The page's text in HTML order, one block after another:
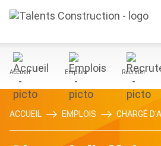
Accueil Emplois Recruter
ACCUEIL EMPLOIS CHARGÉ